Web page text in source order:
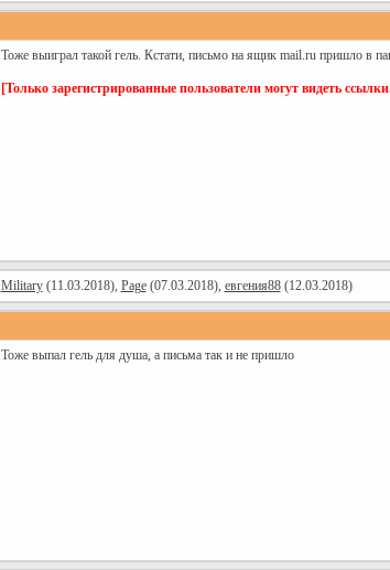
Тоже выиграл такой гель. Кстати, письмо на ящик mail.ru пришло в
[Только зарегистрированные пользователи могут видеть
Military(11.03.2018), Page(07.03.2018), евгения88(12.03.2018)
Тоже выпал гель для душа, а письма так и не пришло